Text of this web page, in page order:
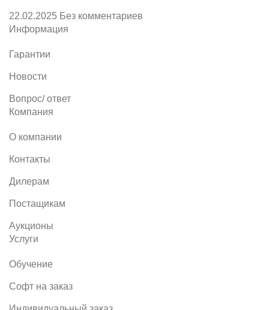
22.02.2025 Без комментариев
Информация
Гарантии
Новости
Вопрос/ ответ
Компания
О компании
Контакты
Дилерам
Постащикам
Аукционы
Услуги
Обучение
Софт на заказ